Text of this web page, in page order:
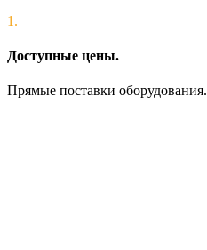
1.
Доступные цены.
Прямые поставки оборудования.